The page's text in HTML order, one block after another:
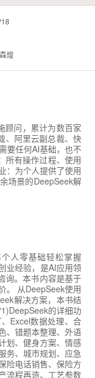
煌
顾问，累计为数百家
、阿里云副总裁、快
要任何AI基础，也不
所有操作过程、使用
：为个人提供了使用
场景的DeepSeek解
人零基础轻松掌握
业经验，是AI应用领
询。本书内容是基于
。 从DeepSeek使用
解决方案，本书结
的详细功
Excel数据处理、合
、错题本整理、外语
划、健身方案、情感
务、城市规划、应急
险电话销售、保险方
流程再造、工艺参数